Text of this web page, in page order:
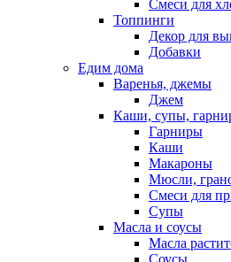
Смеси для
Топпинги
Декор для
Добавки
Едим дома
Варенья, джемы
Джем
Каши, супы,
Гарниры
Каши
Макароны
Мюсли,
Смеси для
Супы
Масла и соусы
Масла
Соусы